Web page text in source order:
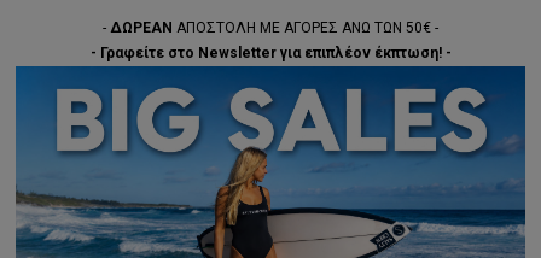
- ΔΩΡΕΑΝ ΑΠΟΣΤΟΛΗ ΜΕ ΑΓΟΡΕΣ ΑΝΩ ΤΩΝ 50€ -
- Γραφείτε στο Newsletter για επιπλέον έκπτωση! -